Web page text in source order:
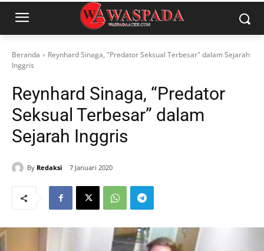
Beranda
Reynhard Sinaga, "Predator Seksual Terbesar" dalam Sejarah
Inggris
Reynhard Sinaga, “Predator
Seksual Terbesar” dalam
Sejarah Inggris
By Redaksi 7 Januari 2020